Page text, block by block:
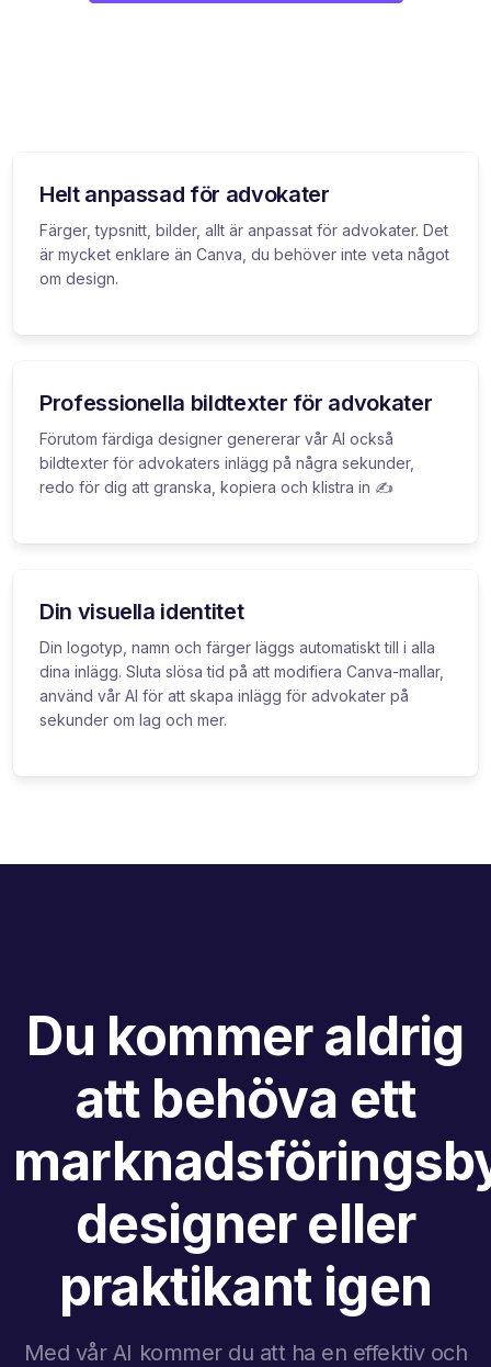
Helt anpassad för advokater
Färger, typsnitt, bilder, allt är anpassat för advokater. Det
är mycket enklare än Canva, du behöver inte veta något
om design.
Professionella bildtexter för advokater
Förutom färdiga designer genererar vår AI också
bildtexter för advokaters inlägg på några sekunder,
redo för dig att granska, kopiera och klistra in ✍️
Din visuella identitet
Din logotyp, namn och färger läggs automatiskt till i alla
dina inlägg. Sluta slösa tid på att modifiera Canva-mallar,
använd vår AI för att skapa inlägg för advokater på
sekunder om lag och mer.
Du kommer aldrig
att behöva ett
designer eller
praktikant igen
Med vår AI kommer du att ha en effektiv och